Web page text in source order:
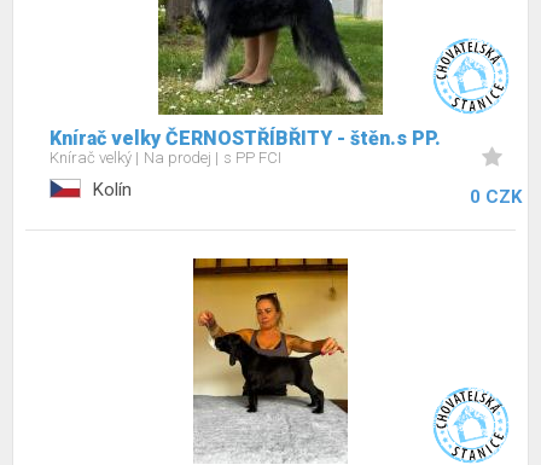
Knírač velky ČERNOSTŘÍBŘITY - štěn.s PP.
Knírač velký Na prodej s PP FCI
Kolín 0 CZK